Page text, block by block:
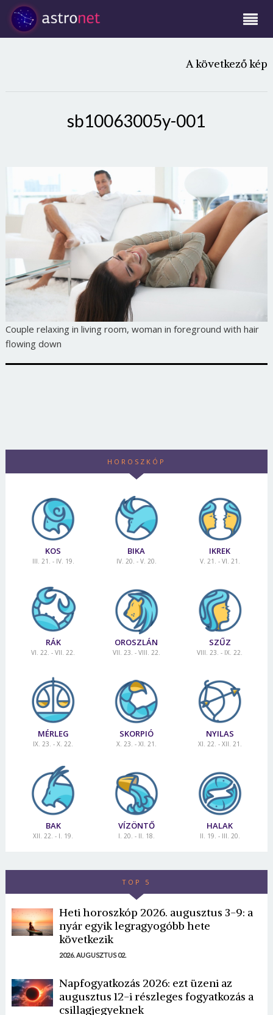
A következő kép
sb10063005y-001
Couple relaxing in living room, woman in foreground with hair
flowing down
HOROSZKÓP
KOS
III. 21. - IV. 19.
BIKA
IV. 20. - V. 20.
IKREK
V. 21. - VI. 21.
RÁK
VI. 22. - VII. 22.
OROSZLÁN
VII. 23. - VIII. 22.
SZŰZ
VIII. 23. - IX. 22.
MÉRLEG
IX. 23. - X. 22.
SKORPIÓ
X. 23. - XI. 21.
NYILAS
XI. 22. - XII. 21.
BAK
XII. 22. - I. 19.
VÍZÖNTŐ
I. 20. - II. 18.
HALAK
II. 19. - III. 20.
TOP 5
Heti horoszkóp 2026. augusztus 3-9: a
nyár egyik legragyogóbb hete
következik
2026. AUGUSZTUS 02.
Napfogyatkozás 2026: ezt üzeni az
augusztus 12-i részleges fogyatkozás a
csillagjegyeknek